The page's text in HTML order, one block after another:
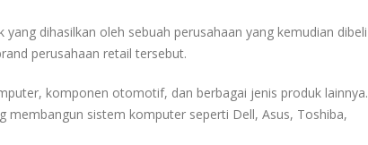
yang dihasilkan oleh sebuah perusahaan yang kemudian dibeli
perusahaan retail tersebut.
komponen otomotif, dan berbagai jenis produk lainnya.
membangun sistem komputer seperti Dell, Asus, Toshiba,